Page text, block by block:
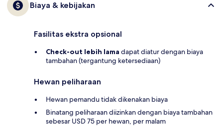
Biaya & kebijakan
Fasilitas ekstra opsional
Check-out lebih lama dapat diatur dengan biaya
tambahan (tergantung ketersediaan)
Hewan peliharaan
Hewan pemandu tidak dikenakan biaya
Binatang peliharaan diizinkan dengan biaya tambahan
sebesar USD 75 per hewan, per malam